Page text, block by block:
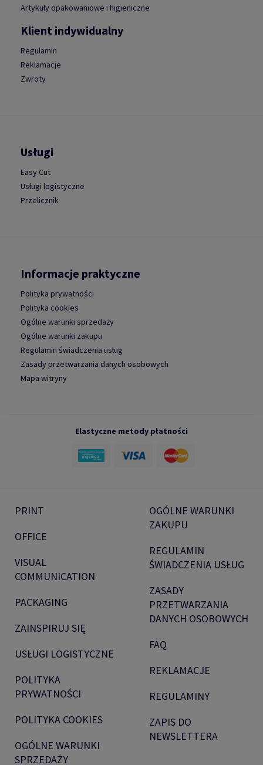
Artykuły opakowaniowe i higieniczne
Klient indywidualny
Regulamin
Reklamacje
Zwroty
Usługi
Easy Cut
Usługi logistyczne
Przelicznik
Informacje praktyczne
Polityka prywatności
Polityka cookies
Ogólne warunki sprzedaży
Ogólne warunki zakupu
Regulamin świadczenia usług
Zasady przetwarzania danych osobowych
Mapa witryny
Elastyczne metody płatności
PRINT
OFFICE
VISUAL
COMMUNICATION
PACKAGING
ZAINSPIRUJ SIĘ
USŁUGI LOGISTYCZNE
POLITYKA
PRYWATNOŚCI
POLITYKA COOKIES
OGÓLNE WARUNKI
SPRZEDAŻY
OGÓLNE WARUNKI
ZAKUPU
REGULAMIN
ŚWIADCZENIA USŁUG
ZASADY
PRZETWARZANIA
DANYCH OSOBOWYCH
FAQ
REKLAMACJE
REGULAMINY
ZAPIS DO
NEWSLETTERA